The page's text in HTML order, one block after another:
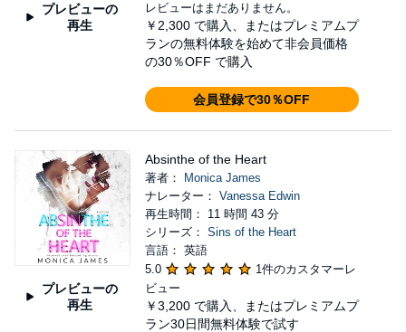
プレビューの
再生
レビューはまだありません。
￥2,300 で購入、またはプレミアムプ
ランの無料体験を始めて非会員価格
の30％OFF で購入
会員登録で30％OFF
プレビューの
再生
Absinthe of the Heart
著者：
Monica James
ナレーター： Vanessa Edwin
再生時間： 11 時間 43 分
シリーズ： Sins of the Heart
言語： 英語
5.0
1件のカスタマーレ
ビュー
￥3,200 で購入、またはプレミアムプ
ラン30日間無料体験で試す